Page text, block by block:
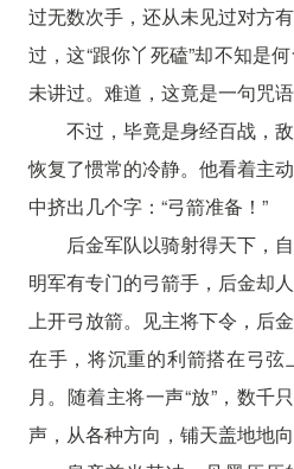
过无数次手，还从未见过对方
过，这“跟你丫死磕”却不知是
未讲过。难道，这竟是一句咒
不过，毕竟是身经百战，
恢复了惯常的冷静。他看着主
中挤出几个字：“弓箭准备！”
后金军队以骑射得天下，
明军有专门的弓箭手，后金却
上开弓放箭。见主将下令，后
在手，将沉重的利箭搭在弓
月。随着主将一声“放”，数千
声，从各种方向，铺天盖地地向